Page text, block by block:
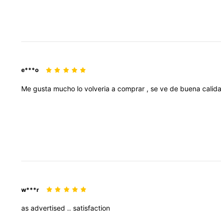
e***o
Me gusta mucho lo volveria a comprar , se ve de buena
w***r
as advertised .. satisfaction